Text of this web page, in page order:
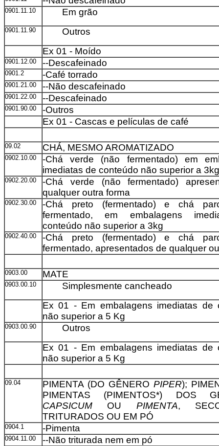
0901.11.10 Em grão
0901.11.90
Outros
Ex 01 - Moído
0901.12.00 --Descafeinado
0901.2 -Café torrado
0901.21.00 --Não descafeinado
0901.22.00 --Descafeinado
0901.90.00
-Outros
Ex 01 - Cascas e películas de café
09.02 CHÁ, MESMO AROMATIZADO
0902.10.00
-Chá verde (não fermentado) em
imediatas de conteúdo não superior a 3kg
0902.20.00
-Chá verde (não fermentado)
qualquer outra forma
0902.30.00
-Chá preto (fermentado) e chá
fermentado, em embalagens
conteúdo não superior a 3kg
0902.40.00
-Chá preto (fermentado) e chá
fermentado, apresentados de qualquer
0903.00 MATE
0903.00.10
Simplesmente cancheado
Ex 01 - Em embalagens imediatas de
não superior a 5 Kg
0903.00.90
Outros
Ex 01 - Em embalagens imediatas de
não superior a 5 Kg
09.04 PIMENTA (DO GÊNERO PIPER);
PIMENTAS (PIMENTOS*) DOS
CAPSICUM OU PIMENTA,
TRITURADOS OU EM PÓ
0904.1 -Pimenta
0904.11.00 --Não triturada nem em pó